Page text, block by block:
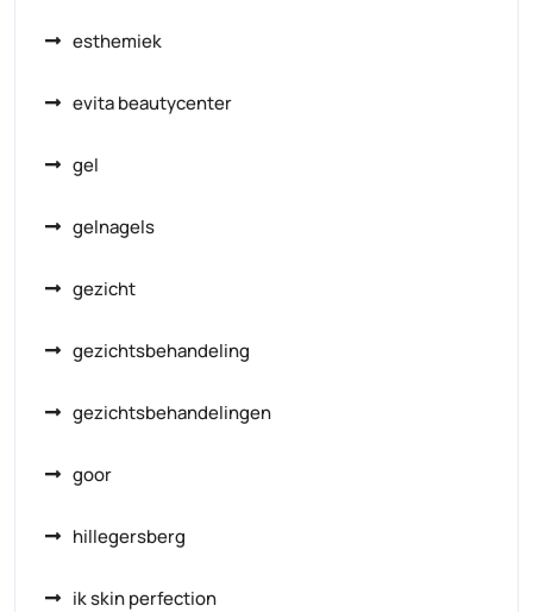
esthemiek
evita beautycenter
gel
gelnagels
gezicht
gezichtsbehandeling
gezichtsbehandelingen
goor
hillegersberg
ik skin perfection